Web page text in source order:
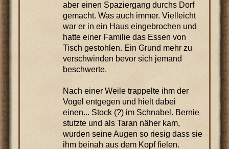
aber einen Spaziergang durchs Dorf
gemacht. Was auch immer. Vielleicht
war er in ein Haus eingebrochen und
hatte einer Familie das Essen von
Tisch gestohlen. Ein Grund mehr zu
verschwinden bevor sich jemand
beschwerte.
Nach einer Weile trappelte ihm der
Vogel entgegen und hielt dabei
einen... Stock (?) im Schnabel. Bernie
stutzte und als Taran näher kam,
wurden seine Augen so riesig dass sie
ihm beinah aus dem Kopf fielen.